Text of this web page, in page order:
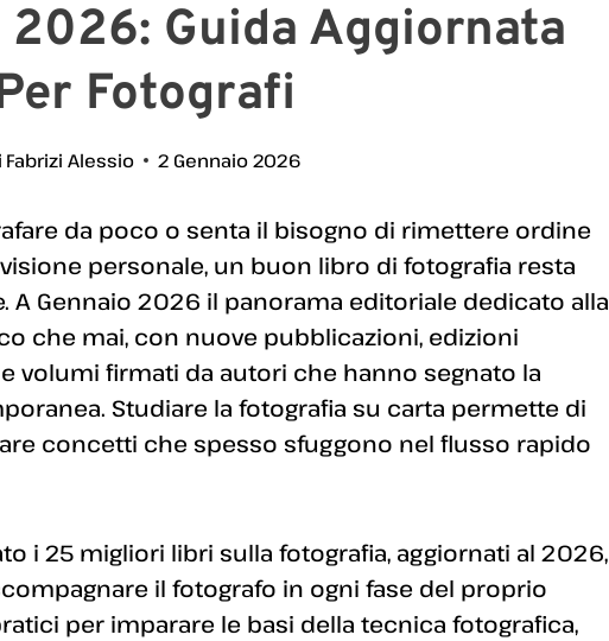
2026: Guida Aggiornata
Fotografi
Fabrizi Alessio 2 Gennaio 2026
da poco o senta il bisogno di rimettere ordine
personale, un buon libro di fotografia resta
Gennaio 2026 il panorama editoriale dedicato alla
che mai, con nuove pubblicazioni, edizioni
volumi firmati da autori che hanno segnato la
Studiare la fotografia su carta permette di
concetti che spesso sfuggono nel flusso rapido
i 25 migliori libri sulla fotografia, aggiornati al 2026,
il fotografo in ogni fase del proprio
per imparare le basi della tecnica fotografica,